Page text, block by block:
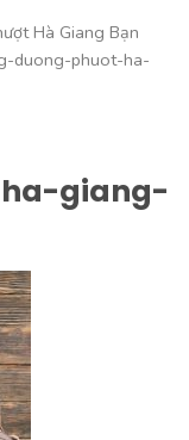
Hà Giang Bạn
duong-phuot-ha-
giang-